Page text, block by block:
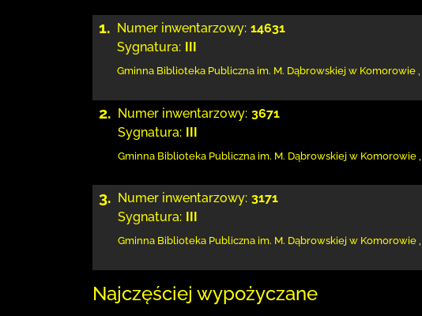
1. Numer inwentarzowy: 14631
Sygnatura: III
Gminna Biblioteka Publiczna im. M. Dąbrowskiej w Komorowie ,
2. Numer inwentarzowy: 3671
Sygnatura: III
Gminna Biblioteka Publiczna im. M. Dąbrowskiej w Komorowie
3. Numer inwentarzowy: 3171
Sygnatura:
Gminna Biblioteka Publiczna im. M. Dąbrowskiej w Komorowie ,
Najczęściej wypożyczane